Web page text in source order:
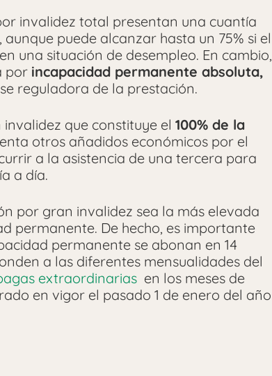
invalidez total presentan una cuantía
puede alcanzar hasta un 75% si el
una situación de desempleo. En cambio,
por incapacidad permanente absoluta,
reguladora de la prestación.
que constituye el 100% de la
otros añadidos económicos por el
a la asistencia de una tercera para
a día.
por gran invalidez sea la más elevada
permanente. De hecho, es importante
permanente se abonan en 14
a las diferentes mensualidades del
extraordinarias en los meses de
en vigor el pasado 1 de enero del año